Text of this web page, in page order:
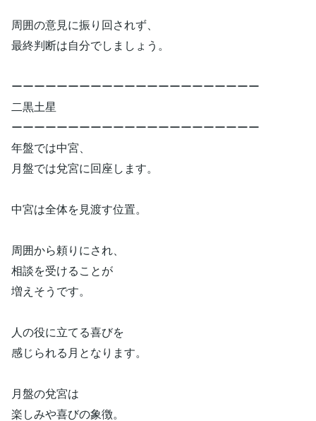
周囲の意見に振り回されず、
最終判断は自分でしましょう。
ーーーーーーーーーーーーーーーーーーーーーー
二黒土星
ーーーーーーーーーーーーーーーーーーーーーー
年盤では中宮、
月盤では兌宮に回座します。
中宮は全体を見渡す位置。
周囲から頼りにされ、
相談を受けることが
増えそうです。
人の役に立てる喜びを
感じられる月となります。
月盤の兌宮は
楽しみや喜びの象徴。